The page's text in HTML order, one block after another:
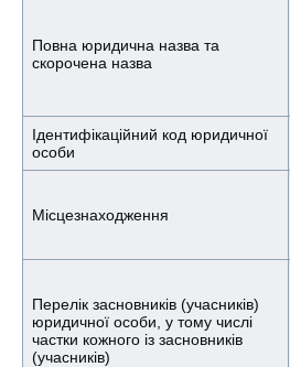
Повна юридична назва та
скорочена назва
Ідентифікаційний код юридичної
особи
Місцезнаходження
Перелік засновників (учасників)
юридичної особи, у тому числі
частки кожного із засновників
(учасників)